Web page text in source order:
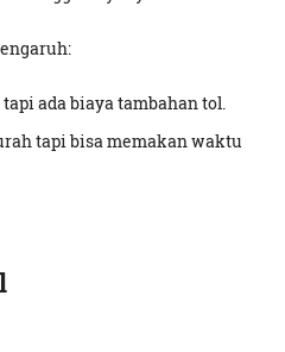
ada biaya tambahan tol.
tapi bisa memakan waktu